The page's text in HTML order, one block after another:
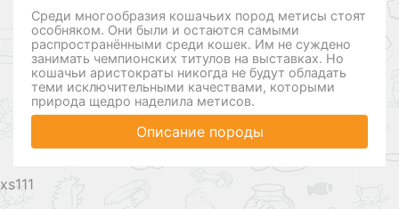
Среди многообразия кошачьих пород метисы стоят
особняком. Они были и остаются самыми
распространёнными среди кошек. Им не суждено
занимать чемпионских титулов на выставках. Но
кошачьи аристократы никогда не будут обладать
теми исключительными качествами, которыми
природа щедро наделила метисов.
Описание породы
111